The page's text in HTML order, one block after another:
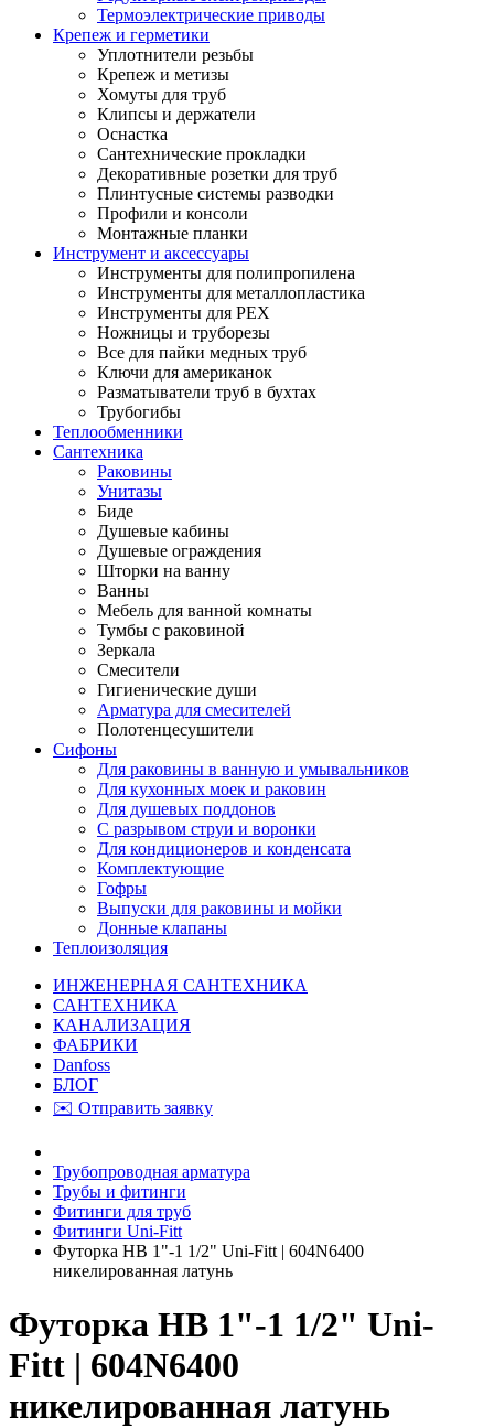
Термоэлектрические приводы
Крепеж и герметики
Уплотнители резьбы
Крепеж и метизы
Хомуты для труб
Клипсы и держатели
Оснастка
Сантехнические прокладки
Декоративные розетки для труб
Плинтусные системы разводки
Профили и консоли
Монтажные планки
Инструмент и аксессуары
Инструменты для полипропилена
Инструменты для металлопластика
Инструменты для PEX
Ножницы и труборезы
Все для пайки медных труб
Ключи для американок
Разматыватели труб в бухтах
Трубогибы
Теплообменники
Сантехника
Раковины
Унитазы
Биде
Душевые кабины
Душевые ограждения
Шторки на ванну
Ванны
Мебель для ванной комнаты
Тумбы с раковиной
Зеркала
Смесители
Гигиенические души
Арматура для смесителей
Полотенцесушители
Сифоны
Для раковины в ванную и умывальников
Для кухонных моек и раковин
Для душевых поддонов
С разрывом струи и воронки
Для кондиционеров и конденсата
Комплектующие
Гофры
Выпуски для раковины и мойки
Донные клапаны
Теплоизоляция
ИНЖЕНЕРНАЯ САНТЕХНИКА
САНТЕХНИКА
КАНАЛИЗАЦИЯ
ФАБРИКИ
Danfoss
БЛОГ
✉️ Отправить заявку
Трубопроводная арматура
Трубы и фитинги
Фитинги для труб
Фитинги Uni-Fitt
Футорка НВ 1"-1 1/2" Uni-Fitt | 604N6400
никелированная латунь
Футорка НВ 1"-1 1/2" Uni-
Fitt | 604N6400
никелированная латунь